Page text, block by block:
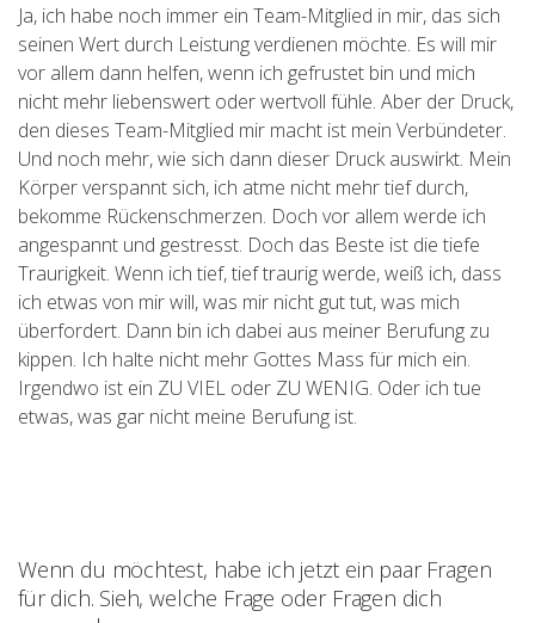
Ja, ich habe noch immer ein Team-Mitglied in mir, das sich
seinen Wert durch Leistung verdienen möchte. Es will mir
vor allem dann helfen, wenn ich gefrustet bin und mich
nicht mehr liebenswert oder wertvoll fühle. Aber der Druck,
den dieses Team-Mitglied mir macht ist mein Verbündeter.
Und noch mehr, wie sich dann dieser Druck auswirkt. Mein
Körper verspannt sich, ich atme nicht mehr tief durch,
bekomme Rückenschmerzen. Doch vor allem werde ich
angespannt und gestresst. Doch das Beste ist die tiefe
Traurigkeit. Wenn ich tief, tief traurig werde, weiß ich, dass
ich etwas von mir will, was mir nicht gut tut, was mich
überfordert. Dann bin ich dabei aus meiner Berufung zu
kippen. Ich halte nicht mehr Gottes Mass für mich ein.
Irgendwo ist ein ZU VIEL oder ZU WENIG. Oder ich tue
etwas, was gar nicht meine Berufung ist.
Wenn du möchtest, habe ich jetzt ein paar Fragen
für dich. Sieh, welche Frage oder Fragen dich